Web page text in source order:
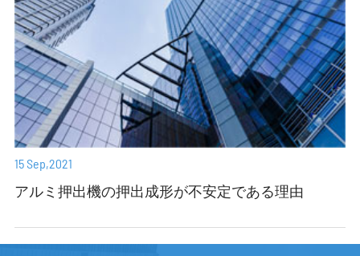
15 Sep,2021
アルミ押出機の押出成形が不安定である理由